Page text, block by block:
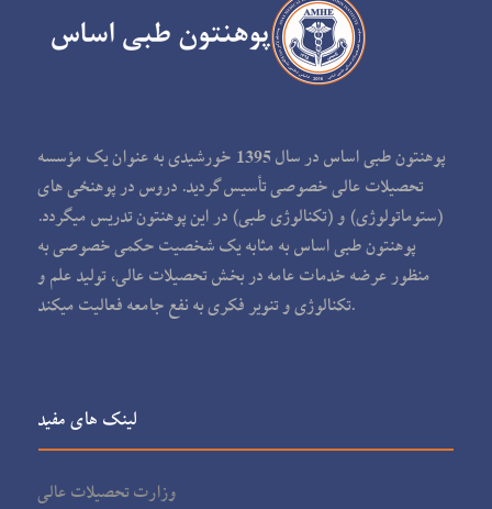
پوهنتون طبی اساس در سال 1395 خورشیدی به عنوان یک مؤسسه
تحصیلات عالی خصوصی تأسیس گردید. دروس در پوهنځی های
(ستوماتولوژی) و (تکنالوژی طبی) در این پوهنتون تدریس می‏گردد.
پوهنتون طبی اساس به مثابه یک شخصیت حکمی خصوصی به
منظور عرضه خدمات عامه در بخش تحصیلات عالی، تولید علم و
تکنالوژی و تنویر فکری به نفع جامعه فعالیت می‏کند.
لینک های مفید
وزارت تحصیلات عالی